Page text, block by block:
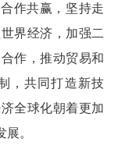
作共赢，坚持走
界经济，加强二
作，推动贸易和
，共同打造新技
全球化朝着更加
。